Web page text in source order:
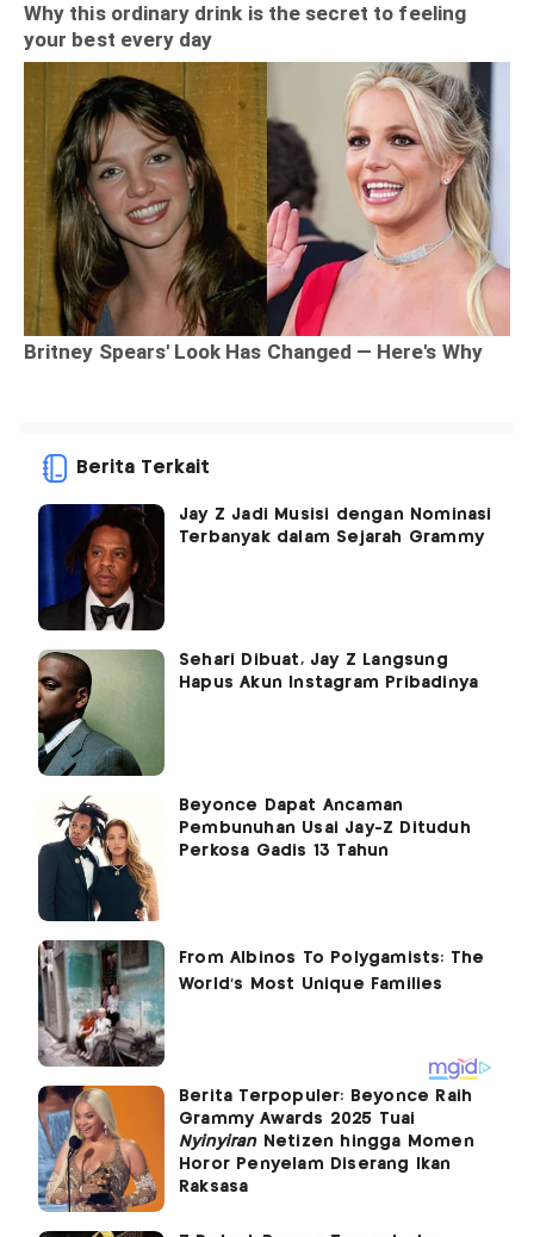
Berita Terkait
Jay Z Jadi Musisi dengan Nominasi
Terbanyak dalam Sejarah Grammy
Sehari Dibuat, Jay Z Langsung
Hapus Akun Instagram Pribadinya
Beyonce Dapat Ancaman
Pembunuhan Usai Jay-Z Dituduh
Perkosa Gadis 13 Tahun
Berita Terpopuler: Beyonce Raih
Grammy Awards 2025 Tuai
NyinyiranNetizen hingga Momen
Horor Penyelam Diserang Ikan
Raksasa